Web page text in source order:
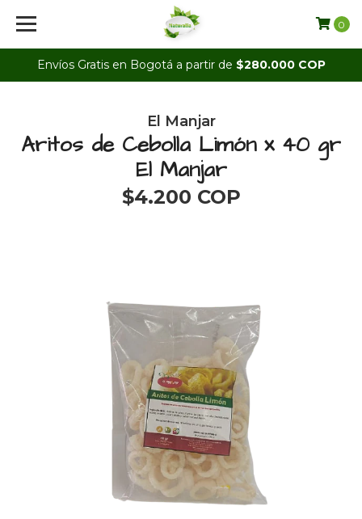
Envíos Gratis en Bogotá a partir de $280.000 COP
0
El Manjar
Aritos de Cebolla Limón x 40 gr
El Manjar
$4.200 COP